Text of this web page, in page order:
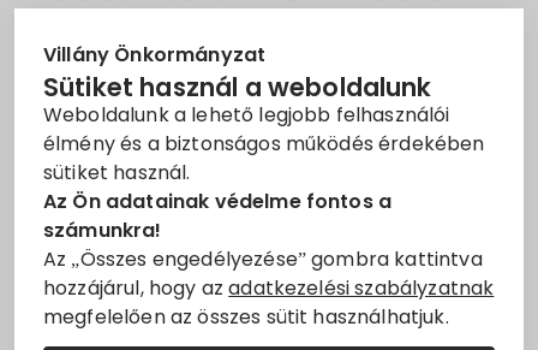
Villány Önkormányzat
Sütiket használ a weboldalunk
Weboldalunk a lehető legjobb felhasználói
élmény és a biztonságos működés érdekében
sütiket használ.
Az Ön adatainak védelme fontos a
számunkra!
Az „Összes engedélyezése” gombra kattintva
hozzájárul, hogy azadatkezelési szabályzatnak
megfelelően az összes sütit használhatjuk.
Rendelettár
Pályázatok
Dokumentumok
Állásajánlatok
Szolgáltatók
2022. Máj. 27.
Menetrend
Értesítjük tisztelt utasainkat, hogy2022. június 4-
én és 5-éna palkonyai „Pünkösdi Nyitott Pincék”
rendezvény miatt a65 Pécs – Villány – Magyarbóly
és66 Villány – Mohácsvasútvonalakon a
Közforgalmú menetrendben meghirdetettől